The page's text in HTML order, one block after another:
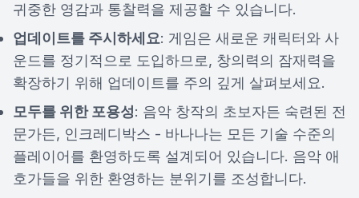
귀중한 영감과 통찰력을 제공할 수 있습니다.
업데이트를 주시하세요: 게임은 새로운 캐릭터와 사
운드를 정기적으로 도입하므로, 창의력의 잠재력을
확장하기 위해 업데이트를 주의 깊게 살펴보세요.
모두를 위한 포용성: 음악 창작의 초보자든 숙련된 전
문가든, 인크레디박스 - 바나나는 모든 기술 수준의
플레이어를 환영하도록 설계되어 있습니다. 음악 애
호가들을 위한 환영하는 분위기를 조성합니다.